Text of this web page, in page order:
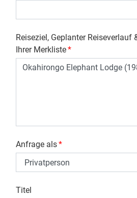
Reiseziel, Geplanter Reiseverlauf
Ihrer Merkliste*
Anfrage als*
Titel